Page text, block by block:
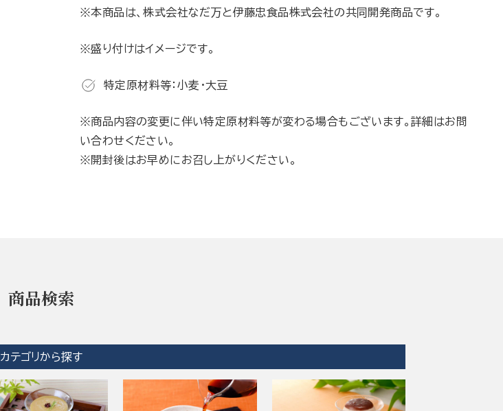
※本商品は、株式会社なだ万と伊藤忠食品株式会社の共同開発商品です。
※盛り付けはイメージです。
特定原材料等：小麦・大豆
※商品内容の変更に伴い特定原材料等が変わる場合もございます。詳細はお問
い合わせください。
※開封後はお早めにお召し上がりください。
商品検索
カテゴリから探す